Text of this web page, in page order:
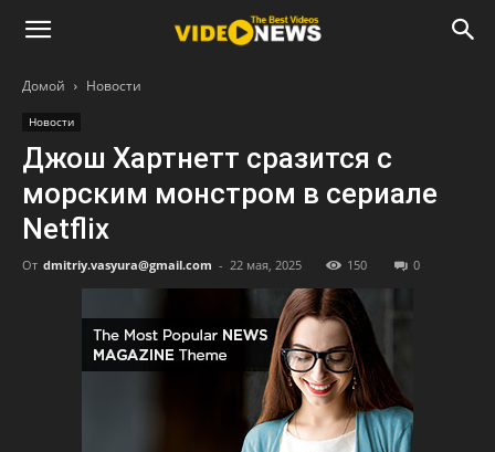
Домой Новости
Новости
Джош Хартнетт сразится с
морским монстром в сериале
Netflix
От dmitriy.vasyura@gmail.com - 22 мая, 2025 150 0